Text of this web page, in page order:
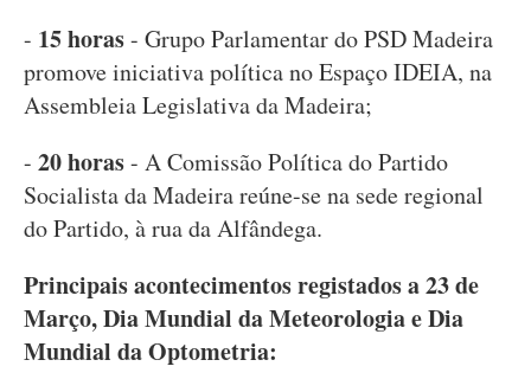
- 15 horas- Grupo Parlamentar do PSD Madeira
promove iniciativa política no Espaço IDEIA, na
Assembleia Legislativa da Madeira;
- 20 horas- A Comissão Política do Partido
Socialista da Madeira reúne-se na sede regional
do Partido, à rua da Alfândega.
Principais acontecimentos registados a 23 de
Março, Dia Mundial da Meteorologia e Dia
Mundial da Optometria: